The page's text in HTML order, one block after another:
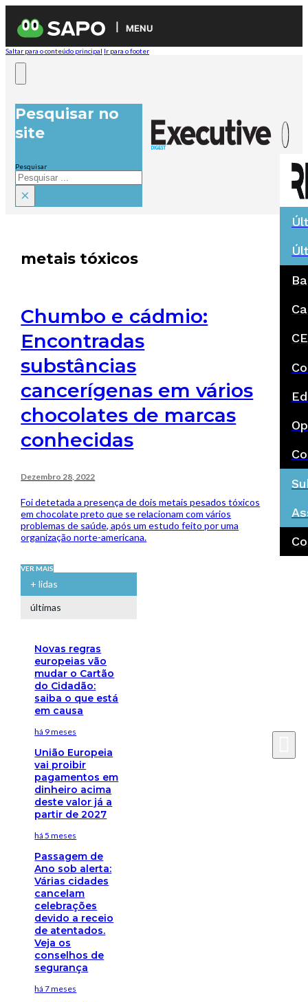
MENU
Saltar para o conteúdo principal Ir para o footer
Pesquisar no
site
Pesquisar
×
metais tóxicos
Chumbo e cádmio:
Encontradas
substâncias
cancerígenas em vários
chocolates de marcas
conhecidas
Dezembro 28, 2022
Foi detetada a presença de dois metais pesados tóxicos
em chocolate preto que se relacionam com vários
problemas de saúde, após um estudo feito por uma
organização norte-americana.
VER MAIS
+ lidas
últimas
Novas regras
europeias vão
mudar o Cartão
do Cidadão:
saiba o que está
em causa
há 9 meses
União Europeia
vai proibir
pagamentos em
dinheiro acima
deste valor já a
partir de 2027
há 5 meses
Passagem de
Ano sob alerta:
Várias cidades
cancelam
celebrações
devido a receio
de atentados.
Veja os
conselhos de
segurança
há 7 meses